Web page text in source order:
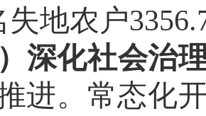
失地农户
）深化社会治
进。 常态化